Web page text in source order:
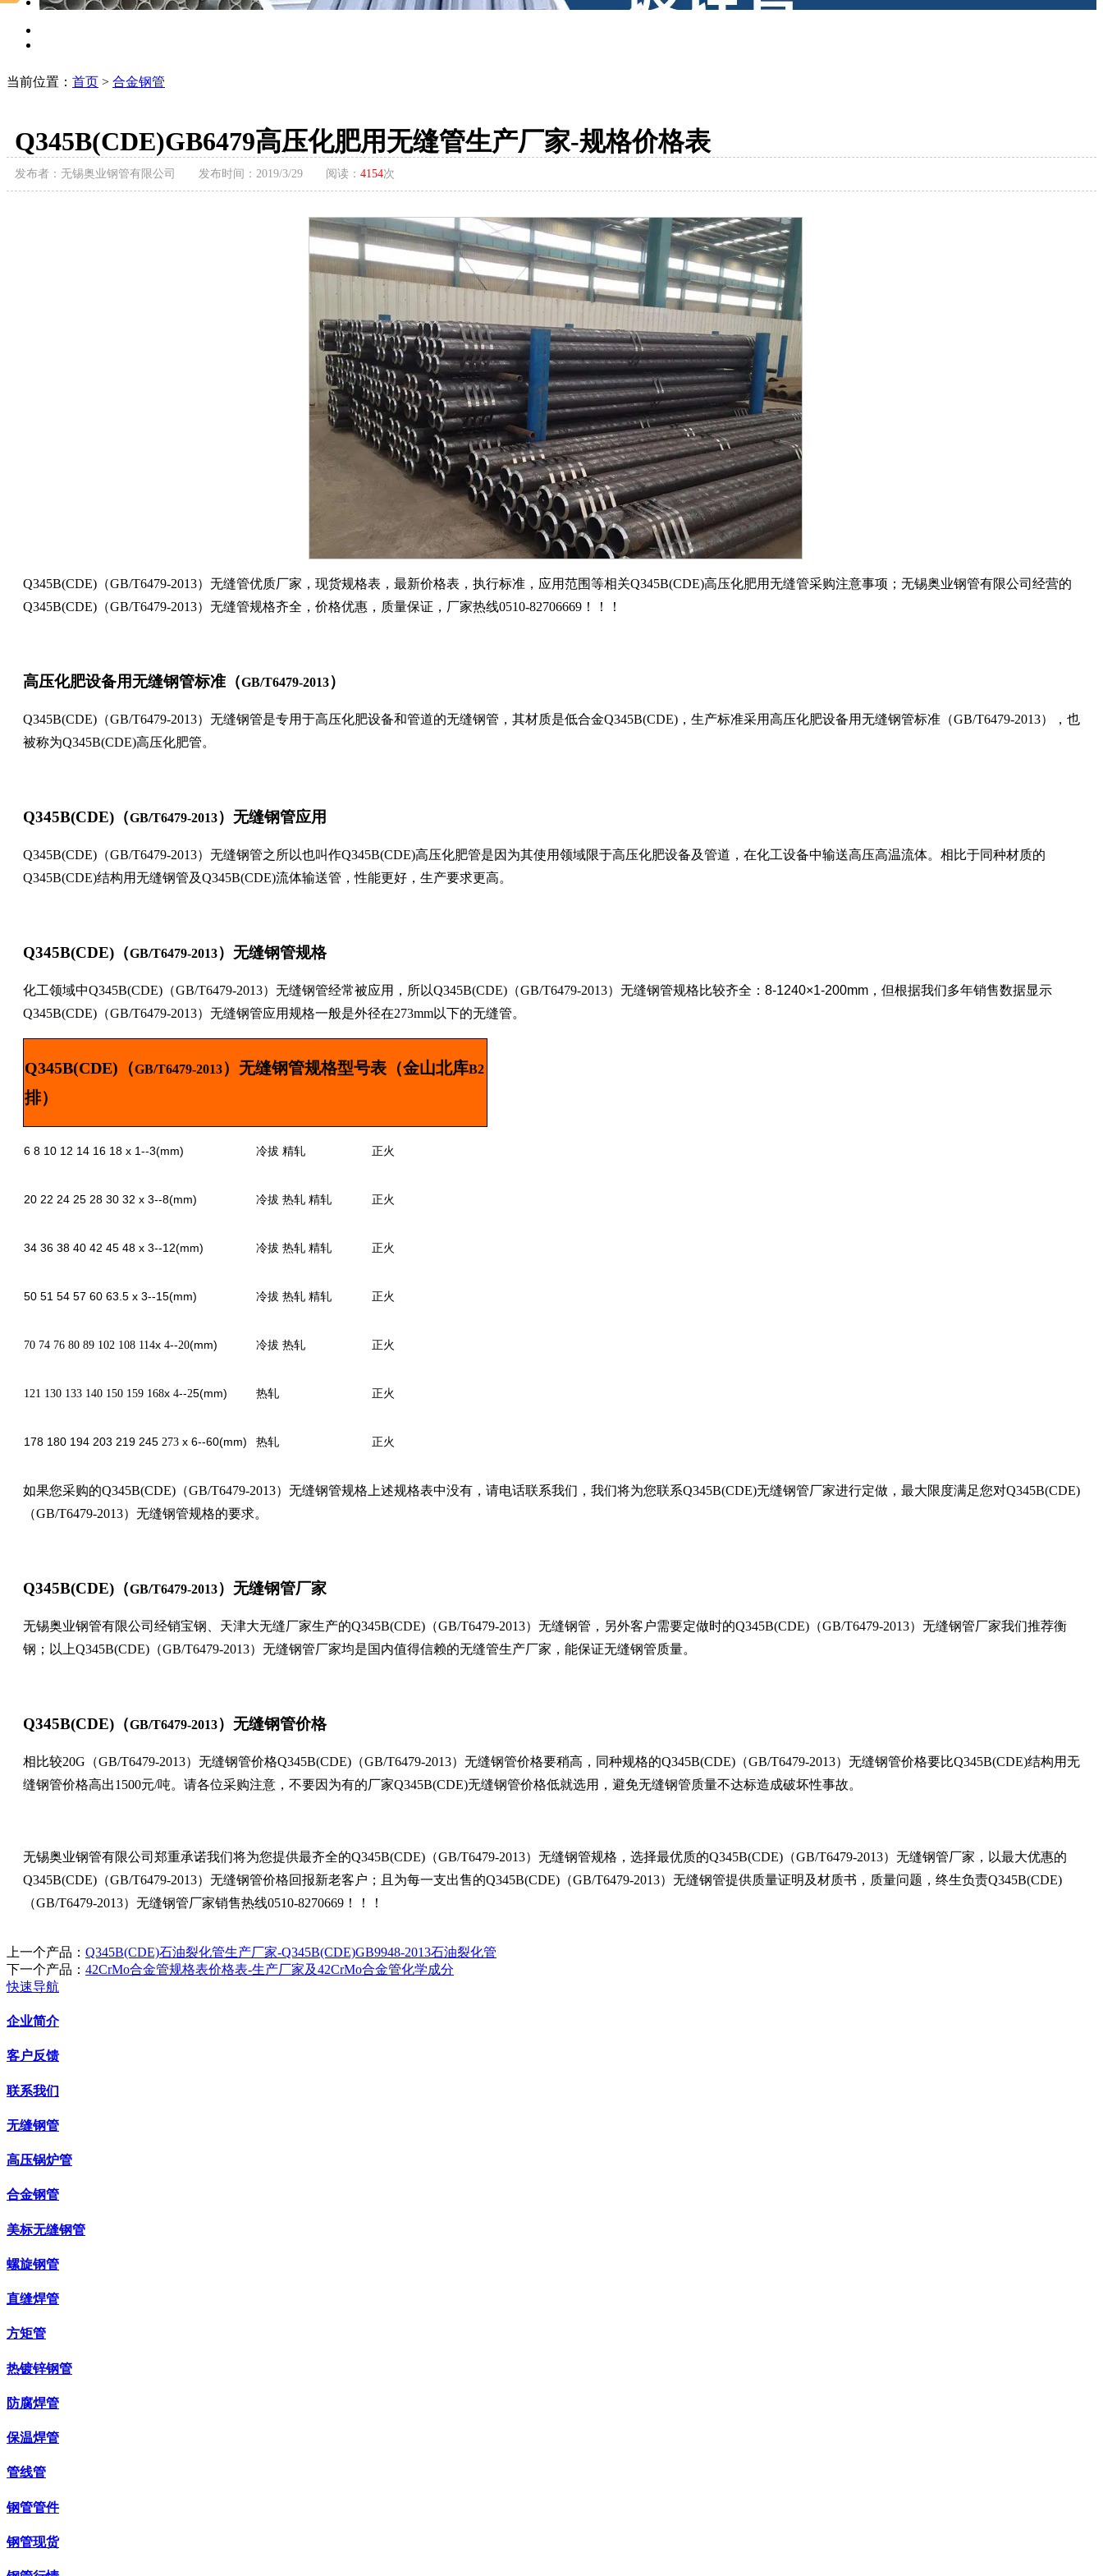
当前位置： 首页 > 合金钢管
Q345B(CDE)GB6479高压化肥用无缝管生产厂家-规格价格表
发布者：无锡奥业钢管有限公司 发布时间：2019/3/29 阅读： 4154次
Q345B(CDE) （GB/T6479-2013）无缝管优质厂家，现货规格表，最新价格表，执行标准，应用范围等相关Q345B(CDE)高压化肥用无缝管采购注意事项；无锡奥业钢管有限公司经营的
Q345B(CDE) （GB/T6479-2013）无缝管规格齐全，价格优惠，质量保证，厂家热线0510-82706669！！！
高压化肥设备用无缝钢管标准（GB/T6479-2013）
Q345B(CDE) （GB/T6479-2013）无缝钢管是专用于高压化肥设备和管道的无缝钢管，其材质是低合金Q345B(CDE) ，生产标准采用高压化肥设备用无缝钢管标准（GB/T6479-2013），也
被称为Q345B(CDE)高压化肥管。
Q345B(CDE) （GB/T6479-2013）无缝钢管应用
Q345B(CDE) （GB/T6479-2013）无缝钢管之所以也叫作Q345B(CDE)高压化肥管是因为其使用领域限于高压化肥设备及管道，在化工设备中输送高压高温流体。相比于同种材质的
Q345B(CDE)结构用无缝钢管及Q345B(CDE)流体输送管，性能更好，生产要求更高。
Q345B(CDE) （GB/T6479-2013）无缝钢管规格
化工领域中Q345B(CDE) （GB/T6479-2013）无缝钢管经常被应用，所以Q345B(CDE) （GB/T6479-2013）无缝钢管规格比较齐全： 8-1240×1-200mm ，但根据我们多年销售数据显示
Q345B(CDE) （GB/T6479-2013）无缝钢管应用规格一般是外径在273mm以下的无缝管。
Q345B(CDE) （GB/T6479-2013）无缝钢管规格型号表（金山北库B2
排）
6 8 10 12 14 16 18 x 1--3(mm) 冷拔 精轧 正火
20 22 24 25 28 30 32 x 3--8(mm) 冷拔 热轧 精轧 正火
34 36 38 40 42 45 48 x 3--12(mm) 冷拔 热轧 精轧 正火
50 51 54 57 60 63.5 x 3--15(mm) 冷拔 热轧 精轧 正火
70 74 76 80 89 102 108 114x 4--20(mm) 冷拔 热轧 正火
121 130 133 140 150 159 168x 4--25(mm) 热轧 正火
178 180 194 203 219 245 273 x 6--60(mm) 热轧 正火
如果您采购的Q345B(CDE) （GB/T6479-2013）无缝钢管规格上述规格表中没有，请电话联系我们，我们将为您联系Q345B(CDE)无缝钢管厂家进行定做，最大限度满足您对Q345B(CDE)
（GB/T6479-2013）无缝钢管规格的要求。
Q345B(CDE) （GB/T6479-2013）无缝钢管厂家
无锡奥业钢管有限公司经销宝钢、天津大无缝厂家生产的Q345B(CDE) （GB/T6479-2013）无缝钢管，另外客户需要定做时的Q345B(CDE) （GB/T6479-2013）无缝钢管厂家我们推荐衡
钢；以上Q345B(CDE) （GB/T6479-2013）无缝钢管厂家均是国内值得信赖的无缝管生产厂家，能保证无缝钢管质量。
Q345B(CDE) （GB/T6479-2013）无缝钢管价格
相比较20G （GB/T6479-2013）无缝钢管价格Q345B(CDE) （GB/T6479-2013）无缝钢管价格要稍高，同种规格的Q345B(CDE) （GB/T6479-2013）无缝钢管价格要比Q345B(CDE)结构用无
缝钢管价格高出1500元/吨。请各位采购注意，不要因为有的厂家Q345B(CDE)无缝钢管价格低就选用，避免无缝钢管质量不达标造成破坏性事故。
无锡奥业钢管有限公司郑重承诺我们将为您提供最齐全的Q345B(CDE) （GB/T6479-2013）无缝钢管规格，选择最优质的Q345B(CDE) （GB/T6479-2013）无缝钢管厂家，以最大优惠的
Q345B(CDE) （GB/T6479-2013）无缝钢管价格回报新老客户；且为每一支出售的Q345B(CDE) （GB/T6479-2013）无缝钢管提供质量证明及材质书，质量问题，终生负责Q345B(CDE)
（GB/T6479-2013）无缝钢管厂家销售热线0510-8270669 ！！！
上一个产品： Q345B(CDE)石油裂化管生产厂家-Q345B(CDE)GB9948-2013石油裂化管
下一个产品： 42CrMo合金管规格表价格表-生产厂家及42CrMo合金管化学成分
快速导航
企业简介
客户反馈
联系我们
无缝钢管
高压锅炉管
合金钢管
美标无缝钢管
螺旋钢管
直缝焊管
方矩管
热镀锌钢管
防腐焊管
保温焊管
管线管
钢管管件
钢管现货